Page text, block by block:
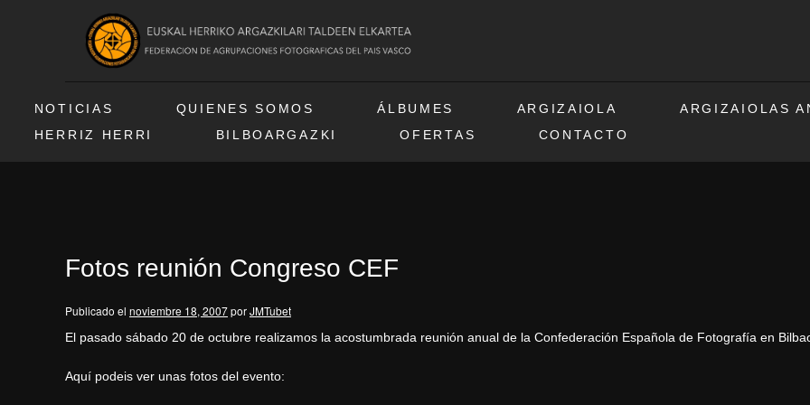
NOTICIAS QUIENES SOMOS ÁLBUMES ARGIZAIOLA ARGIZAIOLAS
HERRIZ HERRI
BILBOARGAZKI OFERTAS CONTACTO
Fotos reunión Congreso CEF
Publicado el noviembre 18, 2007porJMTubet
El pasado sábado 20 de octubre realizamos la acostumbrada reunión anual de la Confederación Española de Fotografía en
Aquí podeis ver unas fotos del evento: